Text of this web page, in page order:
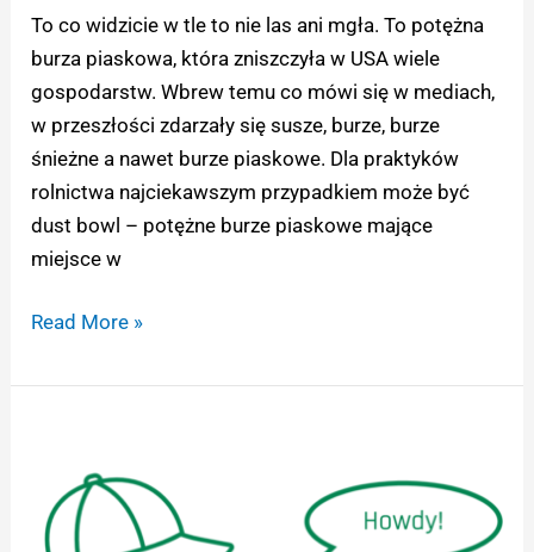
To co widzicie w tle to nie las ani mgła. To potężna
burza piaskowa, która zniszczyła w USA wiele
gospodarstw. Wbrew temu co mówi się w mediach,
w przeszłości zdarzały się susze, burze, burze
śnieżne a nawet burze piaskowe. Dla praktyków
rolnictwa najciekawszym przypadkiem może być
dust bowl – potężne burze piaskowe mające
miejsce w
Czy
zostaniemy
zasypani?
Read More »
internecie.
Jak